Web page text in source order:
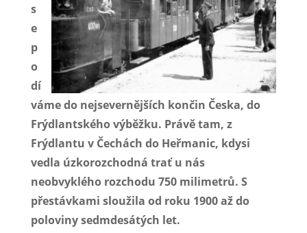
s
e
p
o
dí
váme do nejsevernějších končin Česka, do
Frýdlantského výběžku. Právě tam, z
Frýdlantu v Čechách do Heřmanic, kdysi
vedla úzkorozchodná trať u nás
neobvyklého rozchodu 750 milimetrů. S
přestávkami sloužila od roku 1900 až do
poloviny sedmdesátých let.